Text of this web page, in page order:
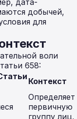
дата-
добычей,
для
воли
658:
Контекст
Определяет
первичную
группу лиц,